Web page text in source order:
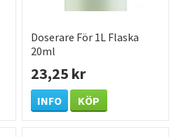
Doserare För 1L Flaska
20ml
23,25 kr
INFO KÖP